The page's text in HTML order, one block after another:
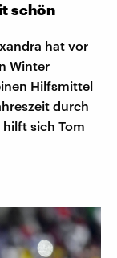
schön
hat vor
Winter
Hilfsmittel
durch
sich Tom